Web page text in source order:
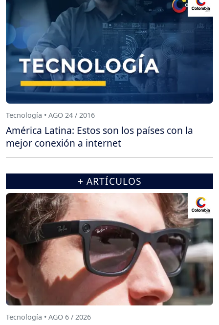
Tecnología • AGO 24 / 2016
América Latina: Estos son los países con la
mejor conexión a internet
+ ARTÍCULOS
Tecnología • AGO 6 / 2026